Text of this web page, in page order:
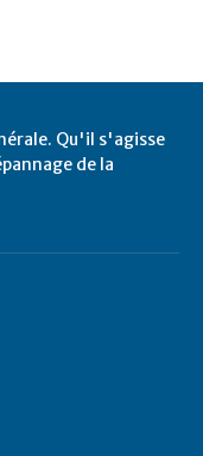
Qu'il s'agisse
de la